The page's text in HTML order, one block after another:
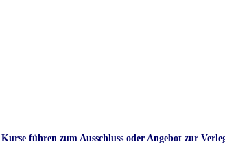
führen zum Ausschluss oder Angebot zur